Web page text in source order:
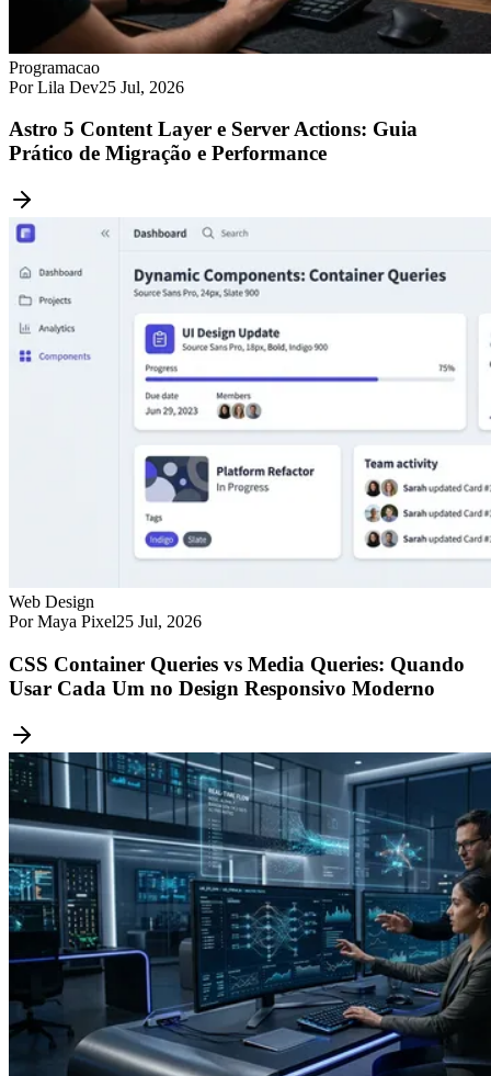
Programacao
Por Lila Dev25 Jul, 2026
Astro 5 Content Layer e Server Actions: Guia
Prático de Migração e Performance
Web Design
Por Maya Pixel25 Jul, 2026
CSS Container Queries vs Media Queries: Quando
Usar Cada Um no Design Responsivo Moderno